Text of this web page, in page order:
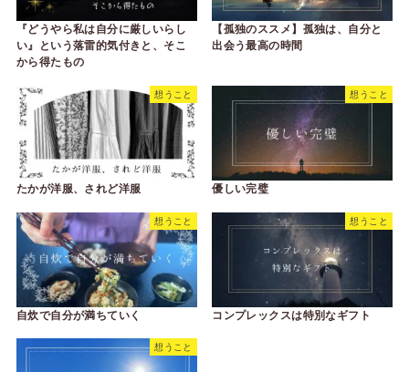
『どうやら私は自分に厳しいらし
い』という落雷的気付きと、そこ
から得たもの
【孤独のススメ】孤独は、自分と
出会う最高の時間
想うこと
たかが洋服、されど洋服
想うこと
優しい完璧
想うこと
自炊で自分が満ちていく
想うこと
コンプレックスは特別なギフト
想うこと